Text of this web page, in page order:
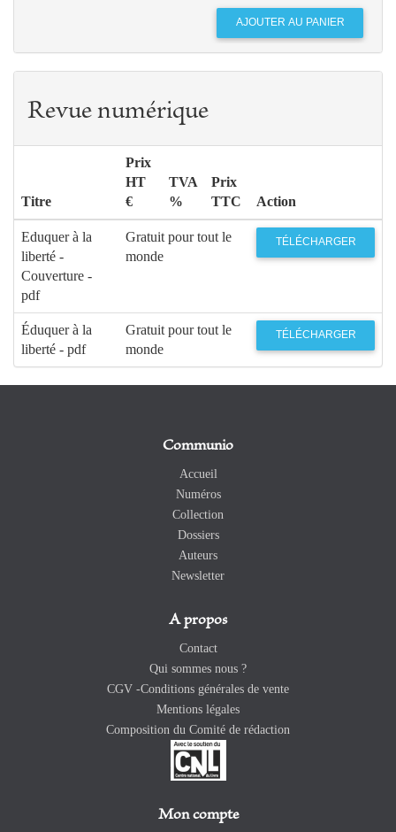
Revue numérique
Titre
Prix
HT
€
TVA
%
Prix
TTC
Action
Eduquer à la
liberté -
Couverture -
pdf
Gratuit pour tout le
monde
TÉLÉCHARGER
Éduquer à la
liberté - pdf
Gratuit pour tout le
monde
TÉLÉCHARGER
Communio
Accueil
Numéros
Collection
Dossiers
Auteurs
Newsletter
A propos
Contact
Qui sommes nous ?
CGV -Conditions générales de vente
Mentions légales
Composition du Comité de rédaction
Mon compte